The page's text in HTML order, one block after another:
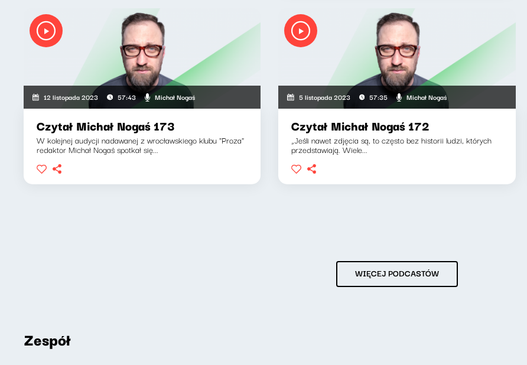
12 listopada 2023 57:43 Michał Nogaś
Czytał Michał Nogaś 173
W kolejnej audycji nadawanej z wrocławskiego klubu "Proza"
redaktor Michał Nogaś spotkał się...
5 listopada 2023 57:35 Michał Nogaś
Czytał Michał Nogaś 172
„Jeśli nawet zdjęcia są, to często bez historii ludzi, których
przedstawiają. Wiele...
WIĘCEJ PODCASTÓW
Zespół